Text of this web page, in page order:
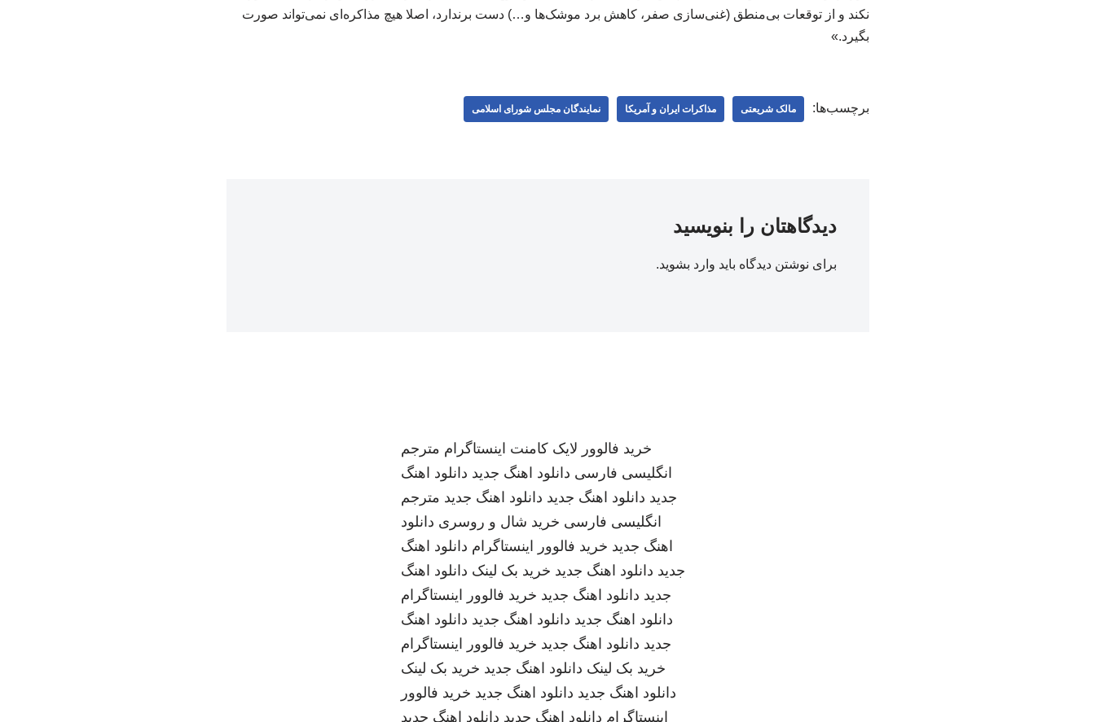
نکند و از توقعات بی‌منطق (غنی‌سازی صفر، کاهش برد موشک‌ها و…) دست برندارد، اصلا هیچ مذاکره‌ای نمی‌تواند صورت
بگیرد.»
برچسب‌ها: مالک شریعتی مذاکرات ایران و آمریکا نمایندگان مجلس شورای اسلامی
دیدگاهتان را بنویسید
برای نوشتن دیدگاه باید وارد بشوید.
خرید فالوور لایک کامنت اینستاگرام مترجم
انگلیسی فارسی دانلود اهنگ جدید دانلود اهنگ
جدید دانلود اهنگ جدید دانلود اهنگ جدید مترجم
انگلیسی فارسی خرید شال و روسری دانلود
اهنگ جدید خرید فالوور اینستاگرام دانلود اهنگ
جدید دانلود اهنگ جدید خرید بک لینک دانلود اهنگ
جدید دانلود اهنگ جدید خرید فالوور اینستاگرام
دانلود اهنگ جدید دانلود اهنگ جدید دانلود اهنگ
جدید دانلود اهنگ جدید خرید فالوور اینستاگرام
خرید بک لینک دانلود اهنگ جدید خرید بک لینک
دانلود اهنگ جدید دانلود اهنگ جدید خرید فالوور
اینستاگرام دانلود اهنگ جدید دانلود اهنگ جدید